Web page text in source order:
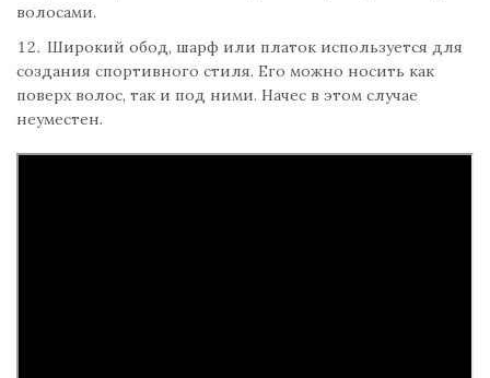
волосами.
Широкий обод, шарф или платок используется для
создания спортивного стиля. Его можно носить как
поверх волос, так и под ними. Начес в этом случае
неуместен.